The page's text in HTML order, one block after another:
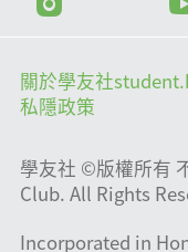
關於學友社
私隱政策
學友社 ©版權所有
Club. All Rights
Incorporated in